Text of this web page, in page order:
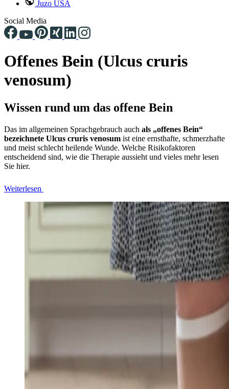
Juzo USA
Social Media
Offenes Bein (Ulcus cruris
venosum)
Wissen rund um das offene Bein
Das im allgemeinen Sprachgebrauch auch als „offenes Bein“
bezeichnete Ulcus cruris venosum ist eine ernsthafte, schmerzhafte
und meist schlecht heilende Wunde. Welche Risikofaktoren
entscheidend sind, wie die Therapie aussieht und vieles mehr lesen
Sie hier.
Weiterlesen